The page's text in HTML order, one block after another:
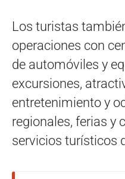
Los turistas
operaciones con
de automóviles y
excursiones,
entretenimiento y
regionales, ferias y
servicios turísticos